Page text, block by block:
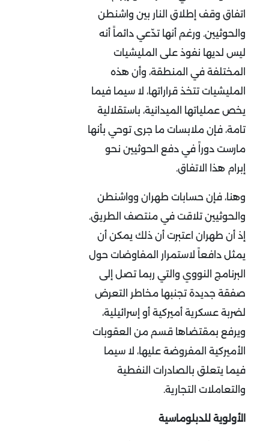
اتفاق وقف إطلاق النار بين واشنطن
والحوثيين. ورغم أنها تدّعي دائماً أنه
ليس لديها نفوذ على المليشيات
المختلفة في المنطقة، وأن هذه
المليشيات تتخذ قراراتها، لا سيما فيما
يخص عملياتها الميدانية، باستقلالية
تامة، فإن ملابسات ما جرى توحي بأنها
مارست دوراً في دفع الحوثيين نحو
إبرام هذا الاتفاق.
وهنا، فإن حسابات طهران وواشنطن
والحوثيين تلاقت في منتصف الطريق.
إذ أن طهران اعتبرت أن ذلك يمكن أن
يمثل دافعاً لاستمرار المفاوضات حول
البرنامج النووي والتي ربما تصل إلى
صفقة جديدة تجنبها مخاطر التعرض
لضربة عسكرية أميركية أو إسرائيلية،
ويرفع بمقتضاها قسم من العقوبات
الأميركية المفروضة عليها، لا سيما
فيما يتعلق بالصادرات النفطية
والتعاملات التجارية.
الأولوية للدبلوماسية